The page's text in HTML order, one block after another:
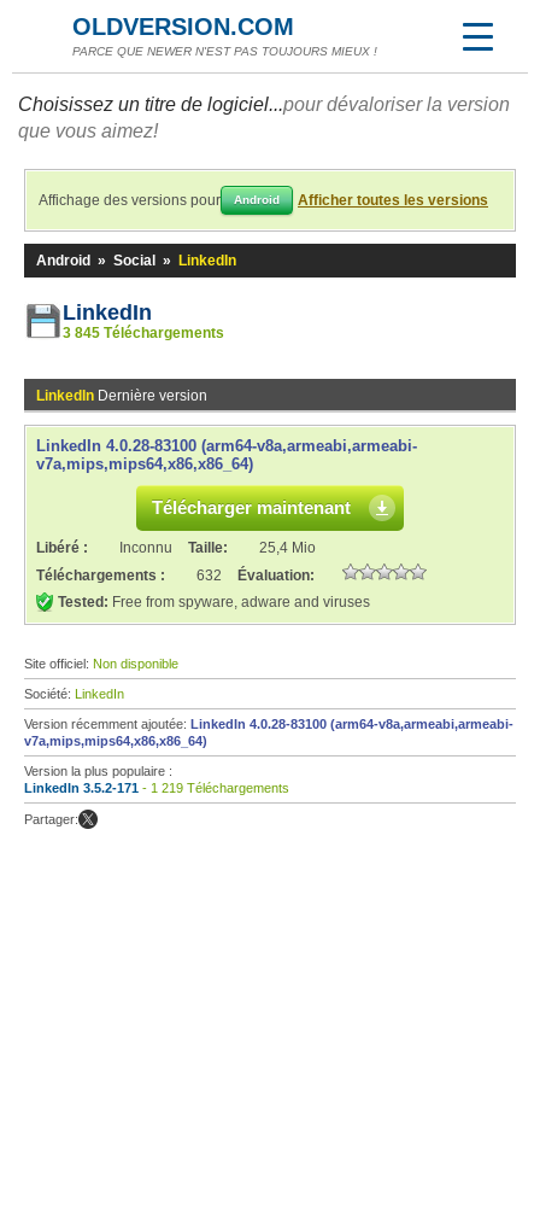
OLDVERSION.COM
PARCE QUE NEWER N'EST PAS TOUJOURS MIEUX !
Choisissez un titre de logiciel...pour dévaloriser la version
que vous aimez!
Affichage des versions pour Android Afficher toutes les versions
Android » Social » LinkedIn
LinkedIn
3 845 Téléchargements
LinkedIn Dernière version
LinkedIn 4.0.28-83100 (arm64-v8a,armeabi,armeabi-
v7a,mips,mips64,x86,x86_64)
Télécharger maintenant
Libéré : Inconnu Taille:
25,4 Mio
Téléchargements :
632
Évaluation:
Tested: Free from spyware, adware and viruses
Site officiel: Non disponible
Société: LinkedIn
Version récemment ajoutée: LinkedIn 4.0.28-83100 (arm64-v8a,armeabi,armeabi-
v7a,mips,mips64,x86,x86_64)
Version la plus populaire :
LinkedIn 3.5.2-171 - 1 219 Téléchargements
Partager: